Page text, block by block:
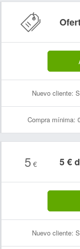
Nuevo cliente:
Compra mínima:
5 € 5 €
Nuevo cliente: